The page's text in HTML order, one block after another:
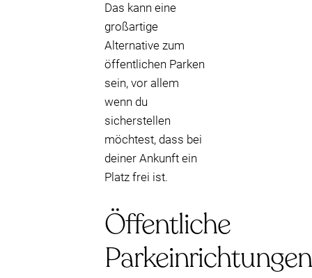
Das kann eine
großartige
Alternative zum
öffentlichen Parken
sein, vor allem
wenn du
sicherstellen
möchtest, dass bei
deiner Ankunft ein
Platz frei ist.
Öffentliche
Parkeinrichtungen